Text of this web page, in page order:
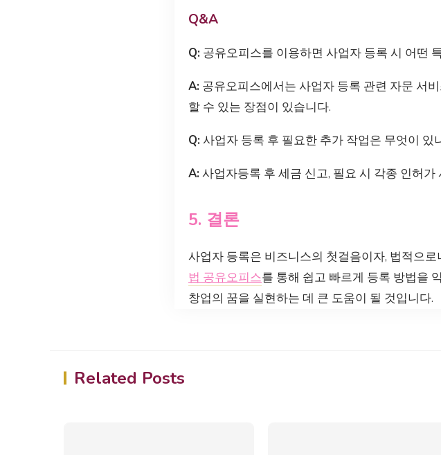
Q&A
Q: 공유오피스를 이용하면 사업자 등록 시 어떤
A: 공유오피스에서는 사업자 등록 관련 자문 서
할 수 있는 장점이 있습니다.
Q: 사업자 등록 후 필요한 추가 작업은 무엇이 있
A: 사업자등록 후 세금 신고, 필요 시 각종 인허
5. 결론
사업자 등록은 비즈니스의 첫걸음이자, 법적으
법 공유오피스를 통해 쉽고 빠르게 등록 방법을
창업의 꿈을 실현하는 데 큰 도움이 될 것입니다.
Related Posts